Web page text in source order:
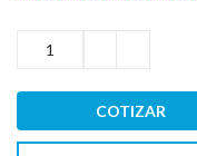
COTIZAR